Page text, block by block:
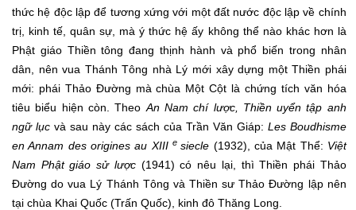
thức hệ độc lập để tương xứng với một đất nước độc lập về chính
trị, kinh tế, quân sự, mà ý thức hệ ấy không thể nào khác hơn là
Phật giáo Thiền tông đang thịnh hành và phổ biến trong nhân
dân, nên vua Thánh Tông nhà Lý mới xây dựng một Thiền phái
mới: phái Thảo Đường mà chùa Một Cột là chứng tích văn hóa
tiêu biểu hiện còn. Theo An Nam chí lược, Thiền uyển tập anh
ngữ lụcvà sau này các sách của Trần Văn Giáp: Les Boudhisme
en Annam des origines au XIII e siecle (1932) , của Mật Thể: Việt
Nam Phật giáo sử lược (1941) có nêu lại, thì Thiền phái Thảo
Đường do vua Lý Thánh Tông và Thiền sư Thảo Đường lập nên
tại chùa Khai Quốc (Trấn Quốc), kinh đô Thăng Long.